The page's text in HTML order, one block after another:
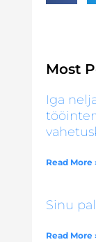
Most
Iga
Read More
Sinu
Read More